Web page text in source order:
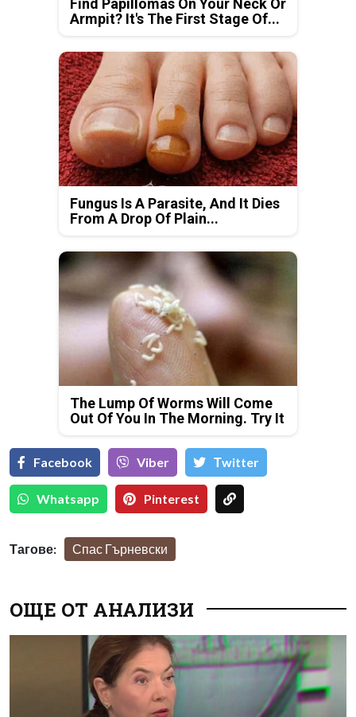
Find Papillomas On Your Neck Or
Armpit? It's The First Stage Of...
Fungus Is A Parasite, And It Dies
From A Drop Of Plain...
The Lump Of Worms Will Come
Out Of You In The Morning. Try It
Facebook Viber Тwitter
Whatsapp Pinterest
Тагове: Спас Гърневски
ОЩЕ ОТ АНАЛИЗИ